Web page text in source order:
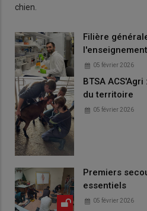
chien.
Filière
l'enseignement
05 février 2026
BTSA
du territoire
05 février 2026
Premiers
essentiels
05 février 2026